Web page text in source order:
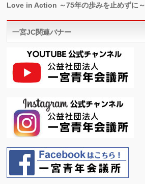
Love in Action ～75年の歩みを止めずに～
一宮JC関連バナー